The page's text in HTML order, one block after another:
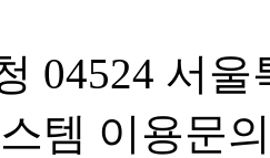
04524 서
템 이용문